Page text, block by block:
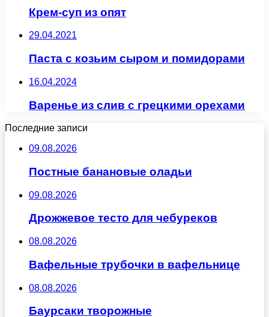
Крем-суп из опят
29.04.2021
Паста с козьим сыром и помидорами
16.04.2024
Варенье из слив с грецкими орехами
Последние записи
09.08.2026
Постные банановые оладьи
09.08.2026
Дрожжевое тесто для чебуреков
08.08.2026
Вафельные трубочки в вафельнице
08.08.2026
Баурсаки творожные